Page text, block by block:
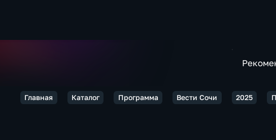
Главная Каталог Программа Вести Сочи 2025